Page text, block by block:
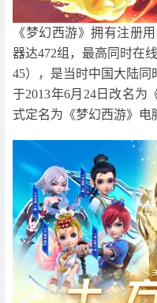
《梦幻西游》拥有注册
器达472组，最高同时在
45），是当时中国大陆
于2013年6月24日改名为
式定名为《梦幻西游》电